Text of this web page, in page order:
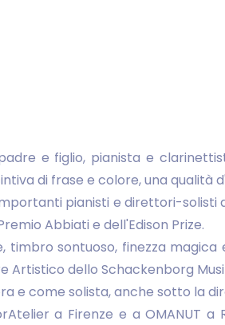
e figlio, pianista e
di frase e colore, una qualità
pianisti e direttori-
Abbiati e dell'Edison Prize.
timbro sontuoso, finezza
Artistico dello Schackenborg
e come solista, anche sotto la
a Firenze e a OMANUT a